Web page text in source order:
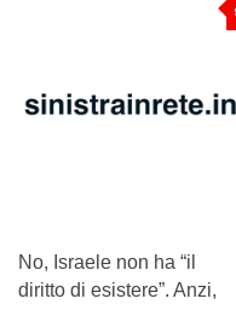
No, Israele non ha “il
diritto di esistere”. Anzi,